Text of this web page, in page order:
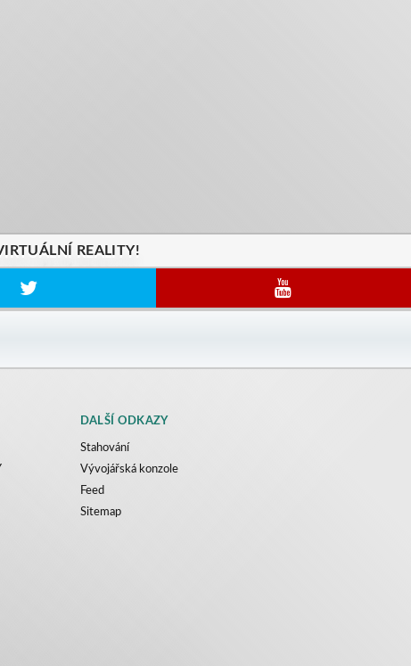
REALITY!
DALŠÍ ODKAZY
Stahování
Vývojářská konzole
Feed
Sitemap